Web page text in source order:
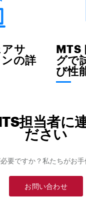
サ
の詳
MTS
グで
び性
担当者に
ださい
要ですか？私たちがお手
お問い合わせ